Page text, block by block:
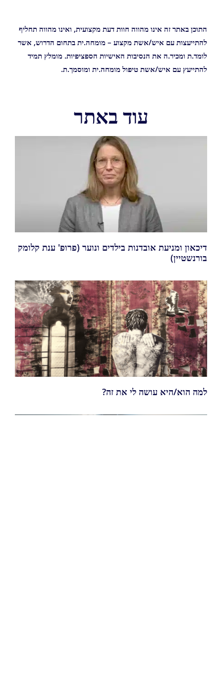
התוכן באתר זה אינו מהווה חוות דעת מקצועית, ואינו מהווה תחליף
להתייעצות עם איש/אשת מקצוע – מומחה.ית בתחום הדרוש, אשר
לומד.ת ומכיר.ה את הנסיבות האישיות הספציפיות. מומלץ תמיד
להתייעץ עם איש/אשת טיפול מומחה.ית ומוסמך.ת.
עוד באתר
דיכאון ומניעת אובדנות בילדים ונוער (פרופ' ענת קלומק
בורנשטיין)
למה הוא/היא עושה לי את זה?